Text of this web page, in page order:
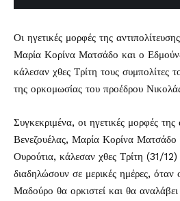
Οι ηγετικές μορφές της
Μαρία Κορίνα Ματσάδο και ο
κάλεσαν χθες Τρίτη τους συμπολίτες
της ορκομωσίας του προέδρου
Συγκεκριμένα, οι ηγετικές μορφές της
Βενεζουέλας, Μαρία Κορίνα
Ουρούτια, κάλεσαν χθες Τρίτη (31/12)
διαδηλώσουν σε μερικές ημέρες,
Μαδούρο θα ορκιστεί και θα αναλάβει